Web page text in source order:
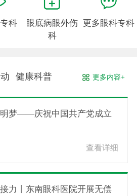
科
眼底病眼外伤
科
更多眼科专科
健康科普 更多内容+
查看详细
力丨东南眼科医院开展无偿